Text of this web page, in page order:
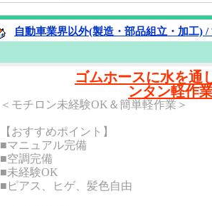
自動車業界以外(製造・部品組立・加工) /
ゴムホースに水を通
ンタン軽作
＜モチロン未経験OK＆簡単軽作業＞
【おすすめポイント】
■マニュアル完備
■空調完備
■未経験OK
■ピアス、ヒゲ、髪色自由